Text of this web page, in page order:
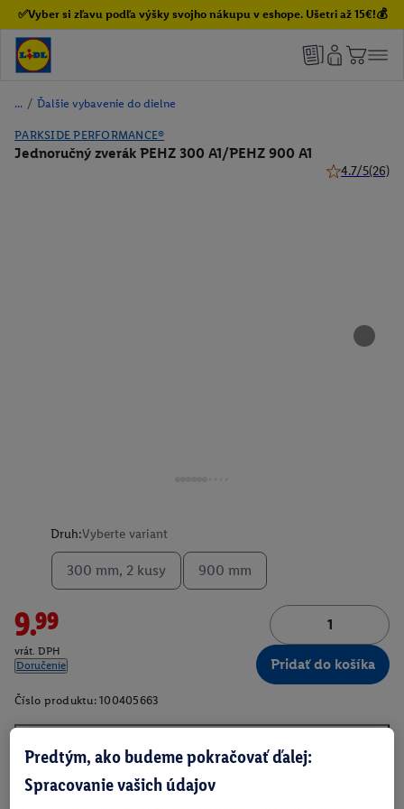
✅Vyber si zľavu podľa výšky svojho nákupu v eshope. Ušetri až 15€!💰
/ Ďalšie vybavenie do dielne
PARKSIDE PERFORMANCE®
Jednoručný zverák PEHZ 300 A1/PEHZ 900 A1
4.7/5(26)
Druh:Vyberte variant
300 mm, 2 kusy 900 mm
9.99
vrát. DPH
Doručenie
Pridať do košíka
Číslo produktu: 100405663
O produkte
Predtým, ako budeme pokračovať ďalej:
Spracovanie vašich údajov